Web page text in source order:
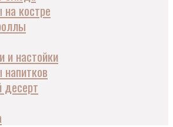
костре
и настойки
десерт